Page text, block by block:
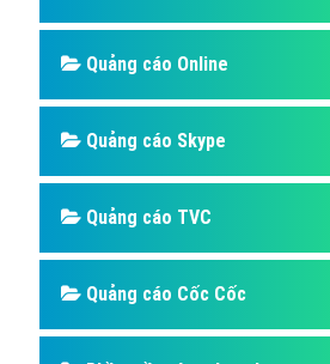
Hỏi đáp Domain & Hosting
Hỏi đáp viết bài Marketing
Quảng cáo Youtube
Dịch vụ quảng cáo Youtube
Quảng cáo Online
Quảng cáo Skype
Quảng cáo TVC
Quảng cáo Cốc Cốc